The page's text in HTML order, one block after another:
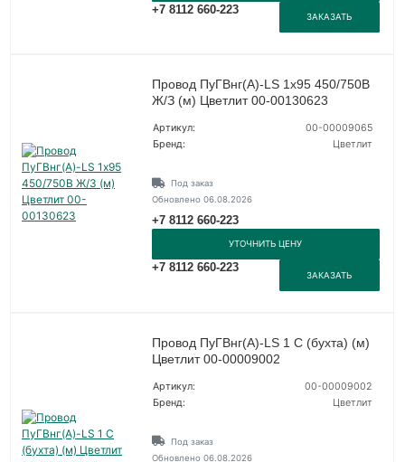
+7 8112 660-223
ЗАКАЗАТЬ
Провод ПуГВнг(А)-LS 1х95 450/750В
Ж/З (м) Цветлит 00-00130623
Артикул:
00-00009065
Бренд:
Цветлит
Под заказ
Обновлено 06.08.2026
+7 8112 660-223
УТОЧНИТЬ ЦЕНУ
+7 8112 660-223
ЗАКАЗАТЬ
Провод ПуГВнг(А)-LS 1 С (бухта) (м)
Цветлит 00-00009002
Артикул:
00-00009002
Бренд:
Цветлит
Под заказ
Обновлено 06.08.2026